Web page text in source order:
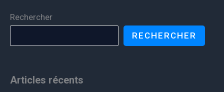
Rechercher
RECHERCHER
Articles récents